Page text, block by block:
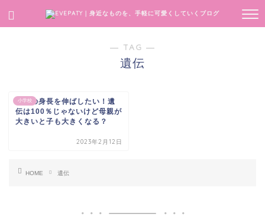
― TAG ―
遺伝
小学校
子供の身長を伸ばしたい！遺
伝は100％じゃないけど母親が
大きいと子も大きくなる？
2023年2月12日
HOME 遺伝